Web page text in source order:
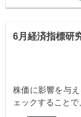
6月経済指標研
株価に影響を与
ェックすること